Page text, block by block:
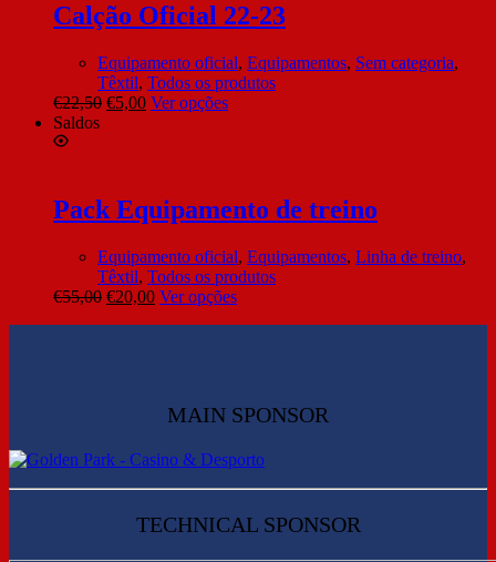
Calção Oficial 22-23
Equipamento oficial, Equipamentos, Sem categoria,
Têxtil, Todos os produtos
€22,50 €5,00 Ver opções
Saldos
Pack Equipamento de treino
Equipamento oficial, Equipamentos, Linha de treino,
Têxtil, Todos os produtos
€55,00 €20,00 Ver opções
MAIN SPONSOR
TECHNICAL SPONSOR